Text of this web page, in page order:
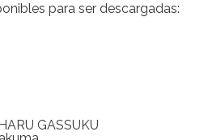
para ser descargadas:
GASSUKU